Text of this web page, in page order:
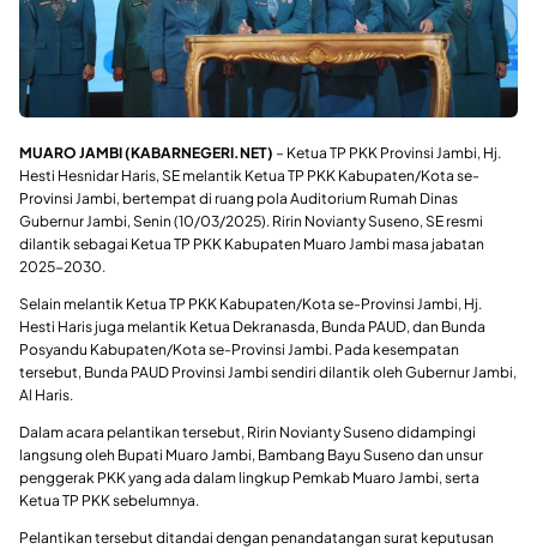
MUARO JAMBI (KABARNEGERI.NET) – Ketua TP PKK Provinsi Jambi, Hj.
Hesti Hesnidar Haris, SE melantik Ketua TP PKK Kabupaten/Kota se-
Provinsi Jambi, bertempat di ruang pola Auditorium Rumah Dinas
Gubernur Jambi, Senin (10/03/2025). Ririn Novianty Suseno, SE resmi
dilantik sebagai Ketua TP PKK Kabupaten Muaro Jambi masa jabatan
2025-2030.
Selain melantik Ketua TP PKK Kabupaten/Kota se-Provinsi Jambi, Hj.
Hesti Haris juga melantik Ketua Dekranasda, Bunda PAUD, dan Bunda
Posyandu Kabupaten/Kota se-Provinsi Jambi. Pada kesempatan
tersebut, Bunda PAUD Provinsi Jambi sendiri dilantik oleh Gubernur Jambi,
Al Haris.
Dalam acara pelantikan tersebut, Ririn Novianty Suseno didampingi
langsung oleh Bupati Muaro Jambi, Bambang Bayu Suseno dan unsur
penggerak PKK yang ada dalam lingkup Pemkab Muaro Jambi, serta
Ketua TP PKK sebelumnya.
Pelantikan tersebut ditandai dengan penandatangan surat keputusan